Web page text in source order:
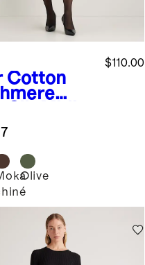
Cotton
$110.00
Olive